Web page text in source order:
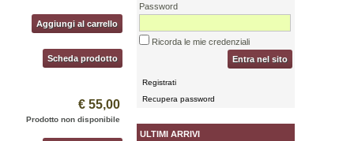
Aggiungi al carrello
Scheda prodotto
€ 55,00
Prodotto non disponibile
Password
Ricorda le mie credenziali
Entra nel sito
Registrati
Recupera password
ULTIMI ARRIVI